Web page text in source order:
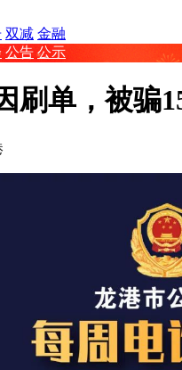
双减 金融
公告 公示
刷单，被骗